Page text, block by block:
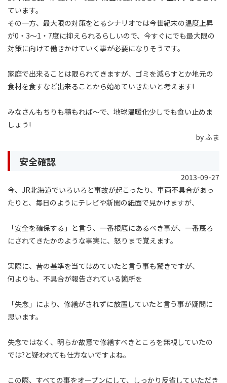
ています。
その一方、最大限の対策をとるシナリオでは今世紀末の温度上昇
が0・3〜1・7度に抑えられるらしいので、今すぐにでも最大限の
対策に向けて働きかけていく事が必要になりそうです。
家庭で出来ることは限られてきますが、ゴミを減らすとか地元の
食材を食すなど出来ることから始めていきたいと考えます!
みなさんもちりも積もれば〜で、地球温暖化少しでも食い止めま
しょう!
by ふま
安全確認
2013-09-27
今、JR北海道でいろいろと事故が起こったり、車両不具合があっ
たりと、毎日のようにテレビや新聞の紙面で見かけますが、
「安全を確保する」と言う、一番根底にあるべき事が、一番蔑ろ
にされてきたかのような事実に、怒りまで覚えます。
実際に、昔の基準を当てはめていたと言う事も驚きですが、
何よりも、不具合が報告されている箇所を
「失念」により、修繕がされずに放置していたと言う事が疑問に
思います。
失念ではなく、明らか故意で修繕すべきところを無視していたの
では?と疑われても仕方ないですよね。
この際、すべての事をオープンにして、しっかり反省していただき